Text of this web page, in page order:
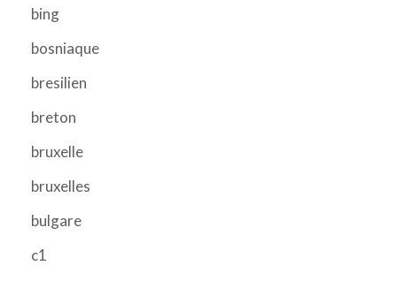
bing
bosniaque
bresilien
breton
bruxelle
bruxelles
bulgare
c1